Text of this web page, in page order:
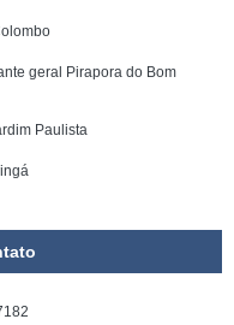
geral Pirapora do Bom
Paulista